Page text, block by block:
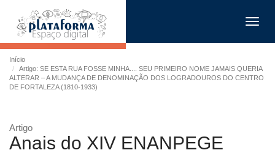
Início
Artigo: SE ESTA RUA FOSSE MINHA.... SEU PRIMEIRO NOME JAMAIS QUERIA
ALTERAR – A MUDANÇA DE DENOMINAÇÃO DOS LOGRADOUROS DO CENTRO
DE FORTALEZA (1810-1933)
Artigo
Anais do XIV ENANPEGE